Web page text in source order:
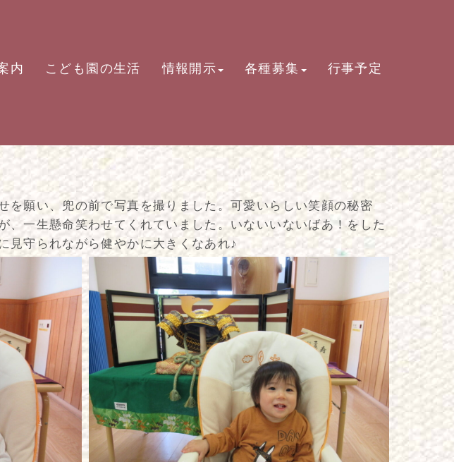
内 こども園の生活 情報開示 各種募集 行事予定
を願い、兜の前で写真を撮りました。可愛いらしい笑顔の秘密
一生懸命笑わせてくれていました。いないいないばあ！をした
見守られながら健やかに大きくなあれ♪